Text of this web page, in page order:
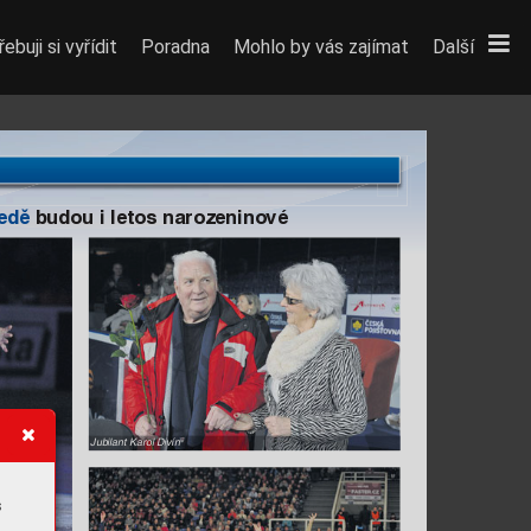
budou i letos narozeninové
Jubilant Karol Divín
si vyřídit Poradna Mohlo by vás zajímat Další